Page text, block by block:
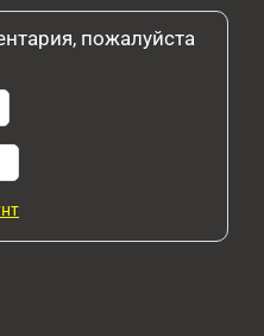
пожалуйста